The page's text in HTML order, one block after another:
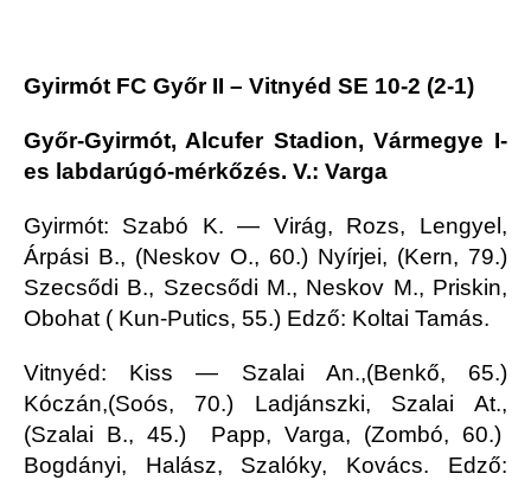
Gyirmót FC Győr II – Vitnyéd SE 10-2 (2-1)
Győr-Gyirmót, Alcufer Stadion, Vármegye I-
es labdarúgó-mérkőzés. V.: Varga
Gyirmót: Szabó K. — Virág, Rozs, Lengyel,
Árpási B., (Neskov O., 60.) Nyírjei, (Kern, 79.)
Szecsődi B., Szecsődi M., Neskov M., Priskin,
Obohat ( Kun-Putics, 55.) Edző: Koltai Tamás.
Vitnyéd: Kiss — Szalai An.,(Benkő, 65.)
Kóczán,(Soós, 70.) Ladjánszki, Szalai At.,
(Szalai B., 45.) Papp, Varga, (Zombó, 60.)
Bogdányi, Halász, Szalóky, Kovács. Edző: